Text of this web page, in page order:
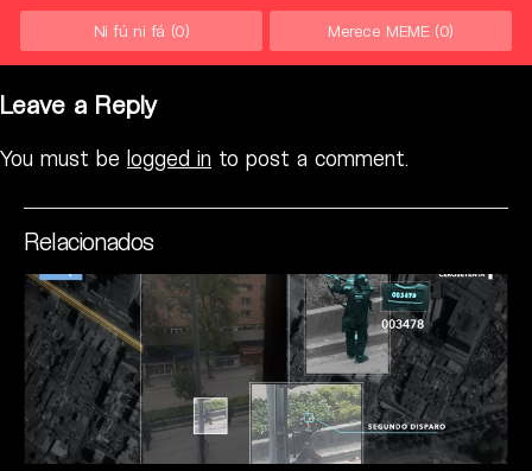
Ni fú ni fá (0) Merece MEME (0)
Leave a Reply
You must be logged in to post a comment.
Relacionados